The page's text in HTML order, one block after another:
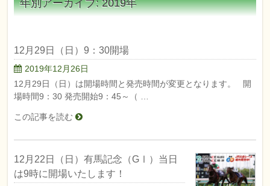
年別アーカイブ: 2019年
12月29日（日）9：30開場
2019年12月26日
12月29日（日）は開場時間と発売時間が変更となります。 開
場時間9：30 発売開始9：45～（ …
この記事を読む
12月22日（日）有馬記念（GⅠ）当日
は9時に開場いたします！